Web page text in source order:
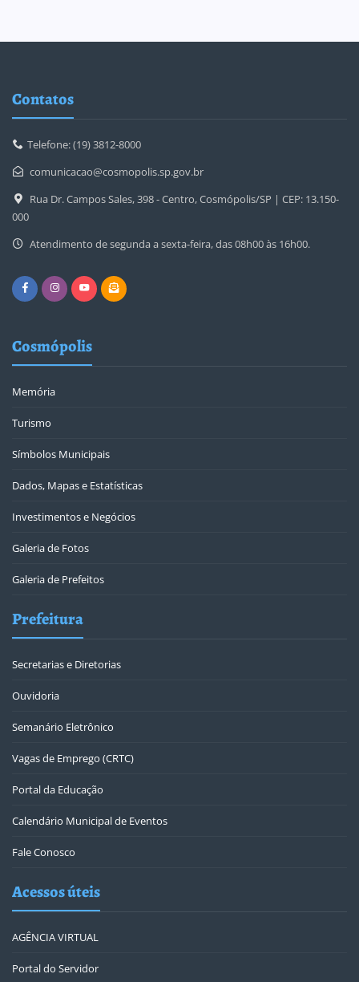
Contatos
Telefone: (19) 3812-8000
comunicacao@cosmopolis.sp.gov.br
Rua Dr. Campos Sales, 398 - Centro, Cosmópolis/SP | CEP: 13.150-
000
Atendimento de segunda a sexta-feira, das 08h00 às 16h00.
Cosmópolis
Memória
Turismo
Símbolos Municipais
Dados, Mapas e Estatísticas
Investimentos e Negócios
Galeria de Fotos
Galeria de Prefeitos
Prefeitura
Secretarias e Diretorias
Ouvidoria
Semanário Eletrônico
Vagas de Emprego (CRTC)
Portal da Educação
Calendário Municipal de Eventos
Fale Conosco
Acessos úteis
AGÊNCIA VIRTUAL
Portal do Servidor